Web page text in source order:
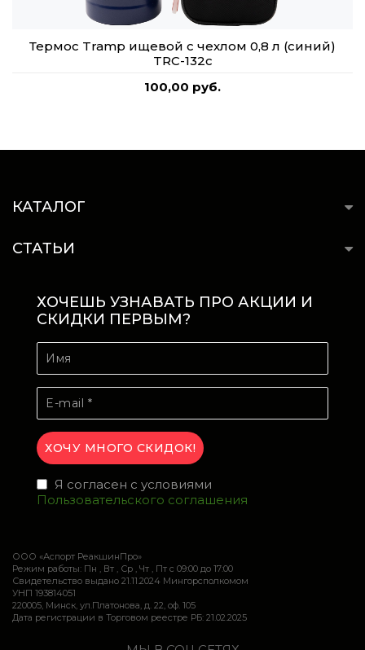
Термос Tramp ищевой с чехлом 0,8 л (синий)
TRC-132с
100,00 руб.
КАТАЛОГ
СТАТЬИ
ХОЧЕШЬ УЗНАВАТЬ ПРО АКЦИИ И
СКИДКИ ПЕРВЫМ?
Я согласен с условиями
Пользовательского соглашения
ООО «Аспорт РеакшинПро»
Режим работы: Пн , Вт , Ср , Чт , Пт c 09:00 до 17:00
Свидетельство выдано 21.11.2024 Мингорсполкомом
УНП 193814051
220005, Минск, ул.Платонова, д. 22, оф. 105
Дата регистрации в Торговом реестре РБ: 21.02.2025